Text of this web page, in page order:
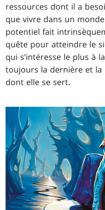
ressources dont il a
que vivre dans un
potentiel fait
quête pour atteindre le
qui s’intéresse le plus à
toujours la dernière et
dont elle se sert.